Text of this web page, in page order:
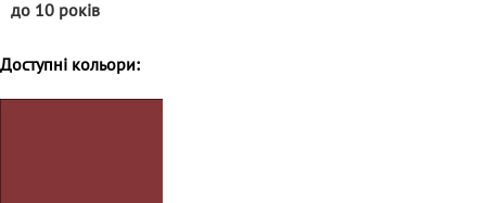
до 10 років
Доступні кольори: